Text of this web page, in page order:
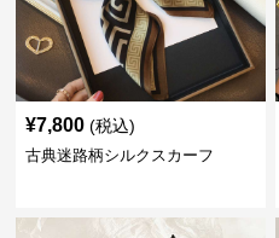
¥7,800 (税込)
古典迷路柄シルクスカーフ